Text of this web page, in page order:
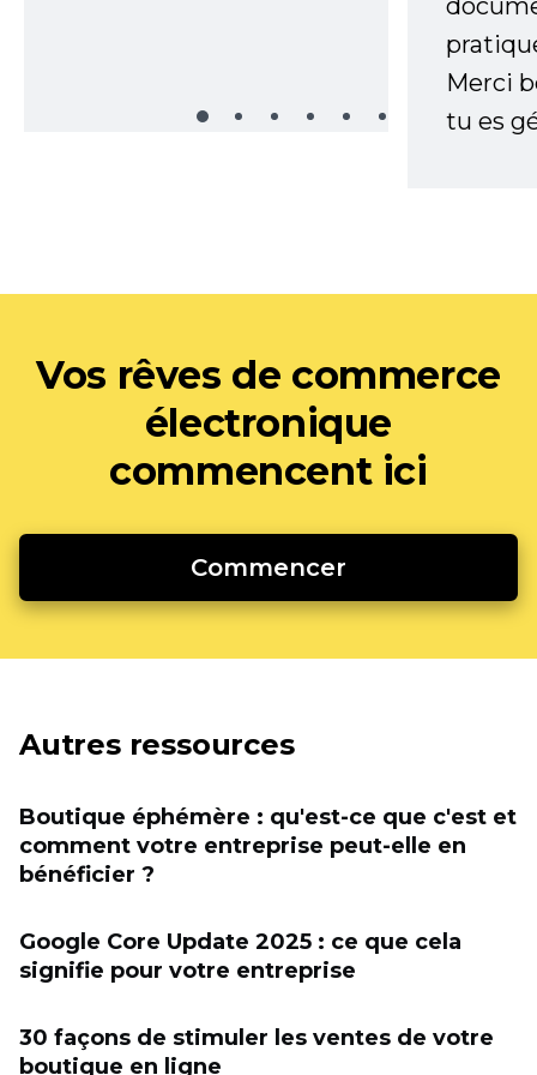
Merci
tu es
Vos rêves de commerce
électronique
commencent ici
Commencer
Autres ressources
Boutique éphémère : qu'est-ce que c'est et
comment votre entreprise peut-elle en
bénéficier ?
Google Core Update 2025 : ce que cela
signifie pour votre entreprise
30 façons de stimuler les ventes de votre
boutique en ligne